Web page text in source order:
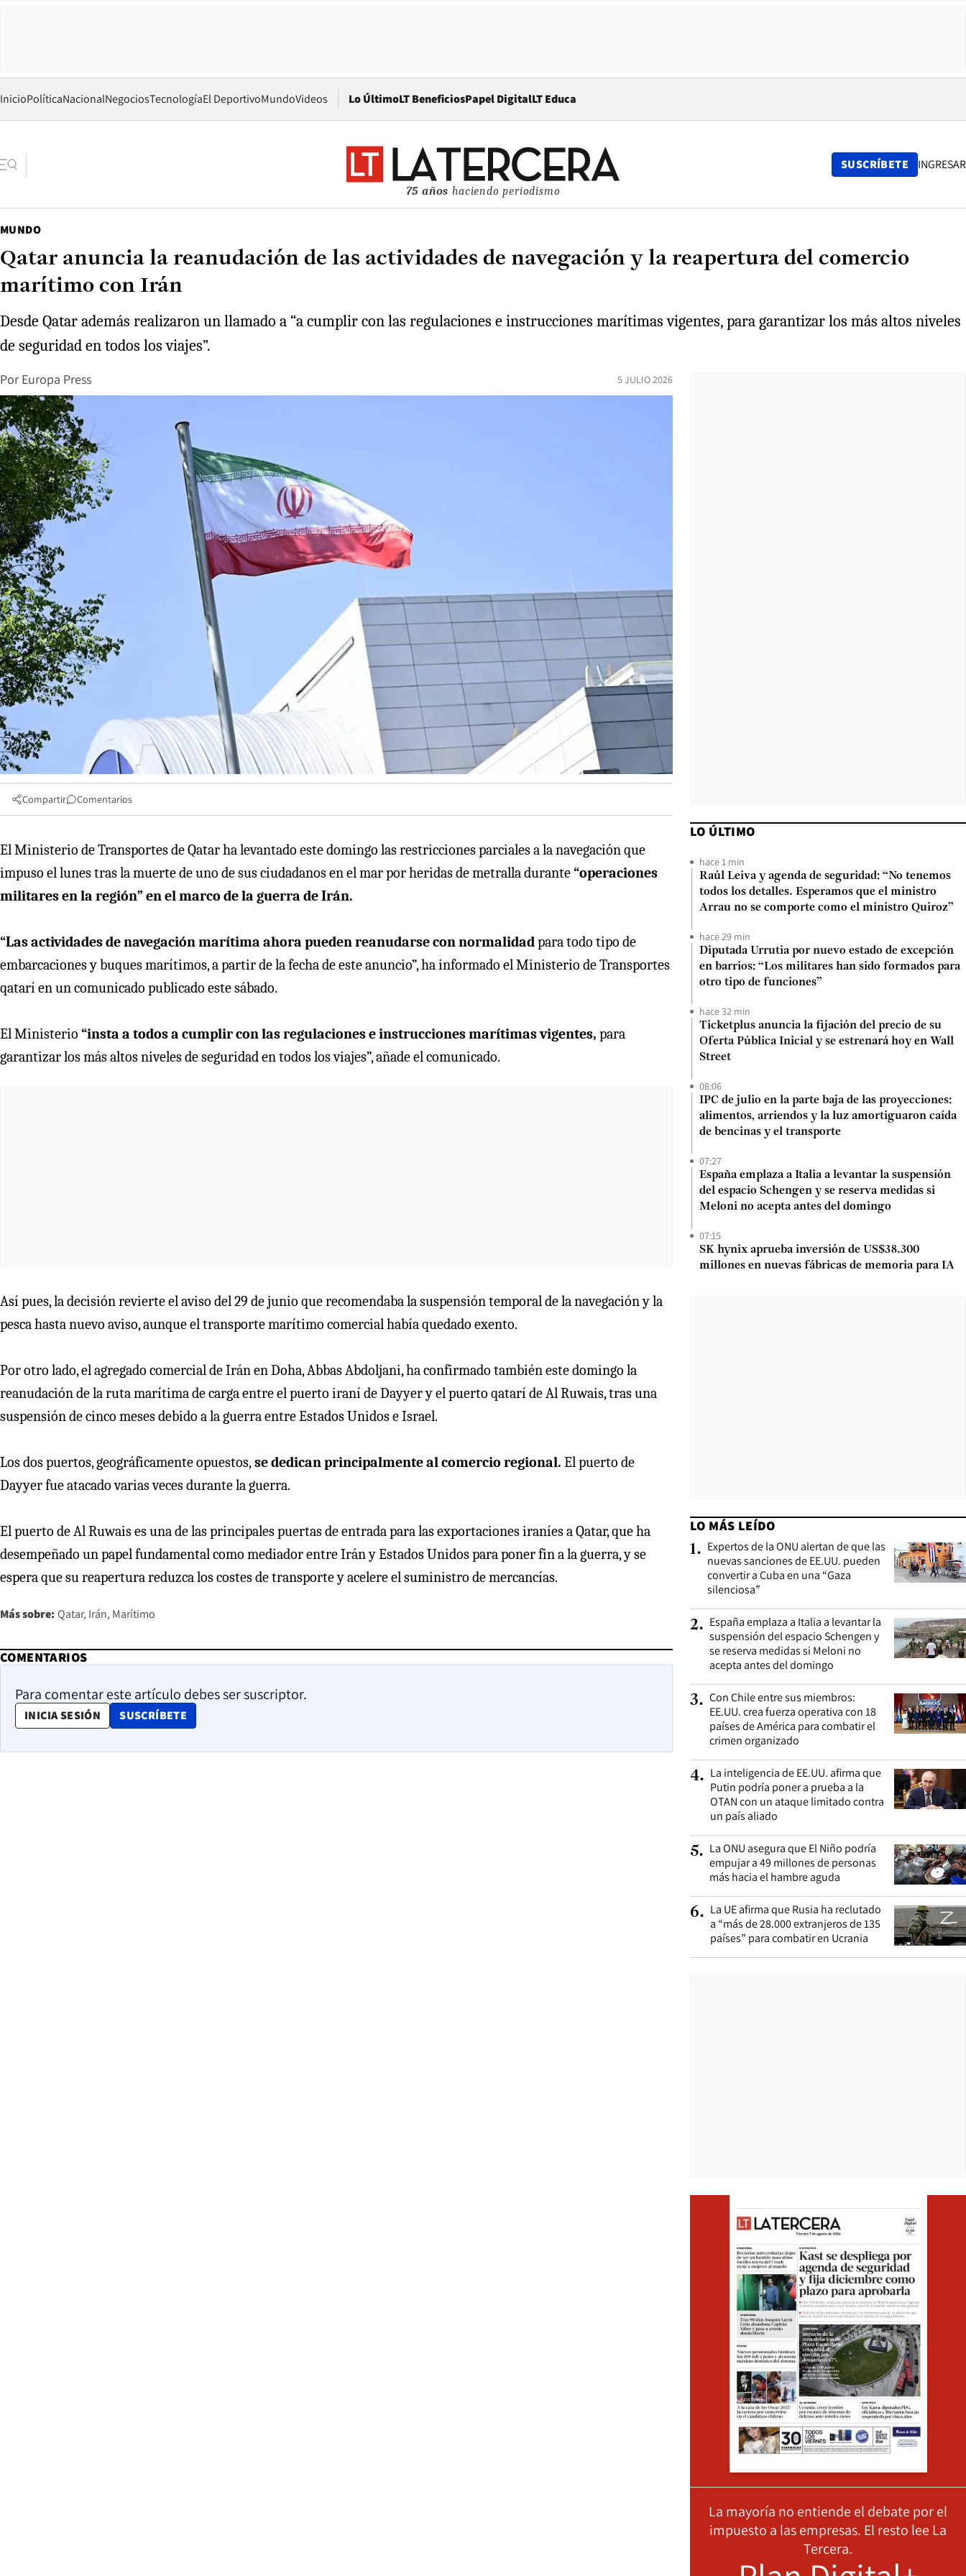
InicioPolíticaNacionalNegociosTecnologíaEl DeportivoMundoVideos Lo ÚltimoLT BeneficiosPapel DigitalOpens in new window
LT Educa
75 años haciendo periodismo
SUSCRÍBETE INGRESAR
MUNDO
Qatar anuncia la reanudación de las actividades de navegación y la reapertura del comercio
marítimo con Irán
Desde Qatar además realizaron un llamado a “a cumplir con las regulaciones e instrucciones marítimas vigentes, para garantizar los más altos niveles
de seguridad en todos los viajes”.
Por Europa Press 5 JULIO 2026
Compartir Comentarios
El Ministerio de Transportes de Qatar ha levantado este domingo las restricciones parciales a la navegación que
impuso el lunes tras la muerte de uno de sus ciudadanos en el mar por heridas de metralla durante“operaciones
militares en la región” en el marco de la guerra de Irán.
“Las actividades de navegación marítima ahora pueden reanudarse con normalidadpara todo tipo de
embarcaciones y buques marítimos, a partir de la fecha de este anuncio”, ha informado el Ministerio de Transportes
qatarí en un comunicado publicado este sábado.
El Ministerio “insta a todos a cumplir con las regulaciones e instrucciones marítimas vigentes, para
garantizar los más altos niveles de seguridad en todos los viajes”, añade el comunicado.
Así pues, la decisión revierte el aviso del 29 de junio que recomendaba la suspensión temporal de la navegación y la
pesca hasta nuevo aviso, aunque el transporte marítimo comercial había quedado exento.
Por otro lado, el agregado comercial de Irán en Doha, Abbas Abdoljani, ha confirmado también este domingo la
reanudación de la ruta marítima de carga entre el puerto iraní de Dayyer y el puerto qatarí de Al Ruwais, tras una
suspensión de cinco meses debido a la guerra entre Estados Unidos e Israel.
Los dos puertos, geográficamente opuestos,se dedican principalmente al comercio regional. El puerto de
Dayyer fue atacado varias veces durante la guerra.
El puerto de Al Ruwais es una de las principales puertas de entrada para las exportaciones iraníes a Qatar, que ha
desempeñado un papel fundamental como mediador entre Irán y Estados Unidos para poner fin a la guerra, y se
espera que su reapertura reduzca los costes de transporte y acelere el suministro de mercancías.
Más sobre: Qatar Irán Marítimo
COMENTARIOS
Para comentar este artículo debes ser suscriptor.
INICIA SESIÓN SUSCRÍBETE
OPENS IN NEW WINDOW
LO ÚLTIMO
hace 1 min
Raúl Leiva y agenda de seguridad: “No tenemos
todos los detalles. Esperamos que el ministro
Arrau no se comporte como el ministro Quiroz”
hace 29 min
Diputada Urrutia por nuevo estado de excepción
en barrios: “Los militares han sido formados para
otro tipo de funciones”
hace 32 min
Ticketplus anuncia la fijación del precio de su
Oferta Pública Inicial y se estrenará hoy en Wall
Street
08:06
IPC de julio en la parte baja de las proyecciones:
alimentos, arriendos y la luz amortiguaron caída
de bencinas y el transporte
07:27
España emplaza a Italia a levantar la suspensión
del espacio Schengen y se reserva medidas si
Meloni no acepta antes del domingo
07:15
SK hynix aprueba inversión de US$38.300
millones en nuevas fábricas de memoria para IA
LO MÁS LEÍDO
1. Expertos de la ONU alertan de que las
nuevas sanciones de EE.UU. pueden
convertir a Cuba en una “Gaza
silenciosa”
2. España emplaza a Italia a levantar la
suspensión del espacio Schengen y
se reserva medidas si Meloni no
acepta antes del domingo
3. Con Chile entre sus miembros:
EE.UU. crea fuerza operativa con 18
países de América para combatir el
crimen organizado
4. La inteligencia de EE.UU. afirma que
Putin podría poner a prueba a la
OTAN con un ataque limitado contra
un país aliado
5. La ONU asegura que El Niño podría
empujar a 49 millones de personas
más hacia el hambre aguda
6. La UE afirma que Rusia ha reclutado
a “más de 28.000 extranjeros de 135
países” para combatir en Ucrania
La mayoría no entiende el debate por el
impuesto a las empresas. El resto lee La
Tercera.